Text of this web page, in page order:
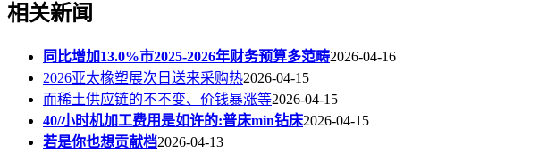
相关新闻
同比增加13.0%市2025-2026年财务预算多范畴2026-04-16
2026亚太橡塑展次日送来采购热2026-04-15
而稀土供应链的不不变、价钱暴涨等2026-04-15
40/小时机加工费用是如许的:普床min钻床2026-04-15
若是你也想贡献档2026-04-13